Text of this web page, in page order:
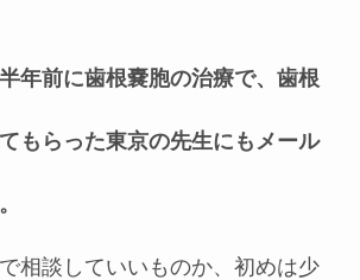
年前に歯根嚢胞の治療で、歯根
もらった東京の先生にもメール
相談していいものか、初めは少